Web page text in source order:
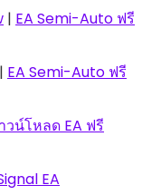
| EA Semi-Auto ฟรี
| EA Semi-Auto ฟรี
วน์โหลด EA ฟรี
EA